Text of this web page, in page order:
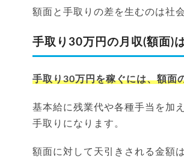
額面と手取りの差を生むのは社
手取り30万円の月収(額面)
手取り30万円を稼ぐには、額面
基本給に残業代や各種手当を加
手取りになります。
額面に対して天引きされる金額